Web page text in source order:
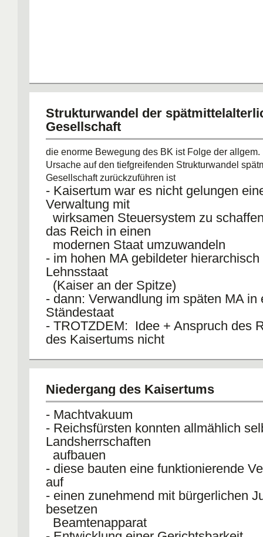
Strukturwandel der
Gesellschaft
die enorme Bewegung des BK ist Folge der allgem.
Ursache auf den tiefgreifenden Strukturwandel
Gesellschaft zurückzuführen ist
- Kaisertum war es nicht gelungen
Verwaltung mit
wirksamen Steuersystem zu
das Reich in einen
modernen Staat umzuwandeln
- im hohen MA gebildeter
Lehnsstaat
(Kaiser an der Spitze)
- dann: Verwandlung im späten MA in
Ständestaat
- TROTZDEM: Idee + Anspruch des
des Kaisertums nicht
- DOCH: Reichsidee und
FOLGE: Niedergang des
es war nichtmehr in der Lage seine ursprüngliche
Rechtsfunktion zu erfüllen
Niedergang des Kaisertums
- Machtvakuum
- Reichsfürsten konnten allmählich
Landsherrschaften
aufbauen
- diese bauten eine funktionierende
auf
- einen zunehmend mit bürgerlichen
besetzen
Beamtenapparat